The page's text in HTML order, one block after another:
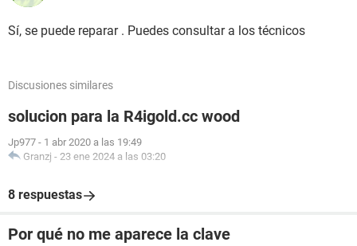
Sí, se puede reparar . Puedes consultar a los técnicos
Discusiones similares
solucion para la R4igold.cc wood
Jp977 - 1 abr 2020 a las 19:49
Granzj - 23 ene 2024 a las 03:20
8 respuestas
Por qué no me aparece la clave